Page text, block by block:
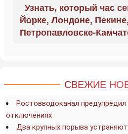
Узнать, который час
Йорке, Лондоне,
Петропавловске-
СВЕЖИЕ
Ростовводоканал
отключениях
Два крупных порыва